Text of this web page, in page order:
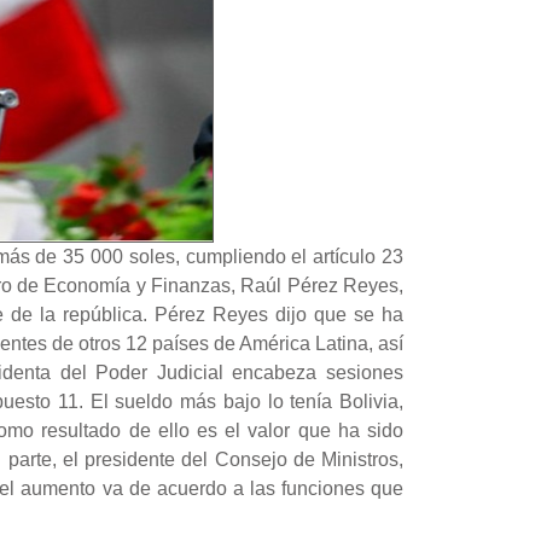
de 35 000 soles, cumpliendo el artículo 23
de Economía y Finanzas, Raúl Pérez Reyes,
la república. Pérez Reyes dijo que se ha
de otros 12 países de América Latina, así
del Poder Judicial encabeza sesiones
11. El sueldo más bajo lo tenía Bolivia,
resultado de ello es el valor que ha sido
el presidente del Consejo de Ministros,
aumento va de acuerdo a las funciones que